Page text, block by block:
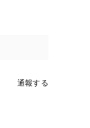
通報する